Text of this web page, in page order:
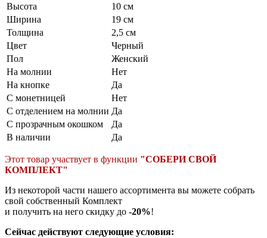
Высота
10 см
Ширина
19 см
Толщина
2,5 см
Цвет
Черный
Пол
Женский
На молнии
Нет
На кнопке
Да
С монетницей
Нет
С отделением на молнии Да
С прозрачным окошком
Да
В наличии
Да
Этот товар участвует в функции "СОБЕРИ СВОЙ
КОМПЛЕКТ"
Из некоторой части нашего ассортимента вы можете собрать
свой собственный Комплект
и получить на него скидку до -20%!
Сейчас действуют следующие условия: